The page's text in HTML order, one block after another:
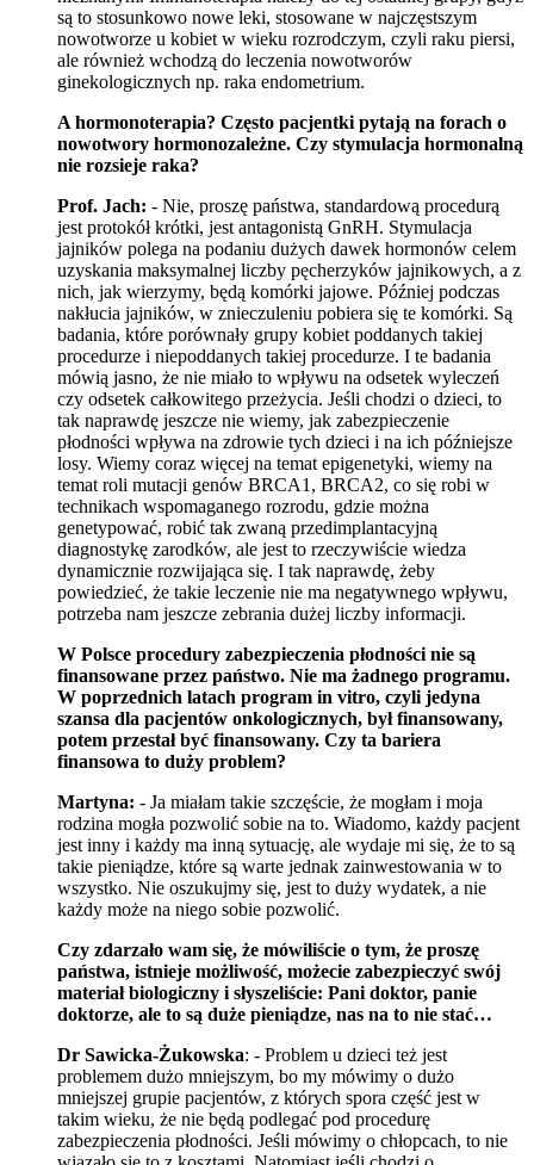
są to stosunkowo nowe leki, stosowane w najczęstszym
nowotworze u kobiet w wieku rozrodczym, czyli raku piersi,
ale również wchodzą do leczenia nowotworów
ginekologicznych np. raka endometrium.
A hormonoterapia? Często pacjentki pytają na forach o
nowotwory hormonozależne. Czy stymulacja hormonalną
nie rozsieje raka?
Prof. Jach: - Nie, proszę państwa, standardową procedurą
jest protokół krótki, jest antagonistą GnRH. Stymulacja
jajników polega na podaniu dużych dawek hormonów celem
uzyskania maksymalnej liczby pęcherzyków jajnikowych, a z
nich, jak wierzymy, będą komórki jajowe. Później podczas
nakłucia jajników, w znieczuleniu pobiera się te komórki. Są
badania, które porównały grupy kobiet poddanych takiej
procedurze i niepoddanych takiej procedurze. I te badania
mówią jasno, że nie miało to wpływu na odsetek wyleczeń
czy odsetek całkowitego przeżycia. Jeśli chodzi o dzieci, to
tak naprawdę jeszcze nie wiemy, jak zabezpieczenie
płodności wpływa na zdrowie tych dzieci i na ich późniejsze
losy. Wiemy coraz więcej na temat epigenetyki, wiemy na
temat roli mutacji genów BRCA1, BRCA2, co się robi w
technikach wspomaganego rozrodu, gdzie można
genetypować, robić tak zwaną przedimplantacyjną
diagnostykę zarodków, ale jest to rzeczywiście wiedza
dynamicznie rozwijająca się. I tak naprawdę, żeby
powiedzieć, że takie leczenie nie ma negatywnego wpływu,
potrzeba nam jeszcze zebrania dużej liczby informacji.
W Polsce procedury zabezpieczenia płodności nie są
finansowane przez państwo. Nie ma żadnego programu.
W poprzednich latach program in vitro, czyli jedyna
szansa dla pacjentów onkologicznych, był finansowany,
potem przestał być finansowany. Czy ta bariera
finansowa to duży problem?
Martyna: - Ja miałam takie szczęście, że mogłam i moja
rodzina mogła pozwolić sobie na to. Wiadomo, każdy pacjent
jest inny i każdy ma inną sytuację, ale wydaje mi się, że to są
takie pieniądze, które są warte jednak zainwestowania w to
wszystko. Nie oszukujmy się, jest to duży wydatek, a nie
każdy może na niego sobie pozwolić.
Czy zdarzało wam się, że mówiliście o tym, że proszę
państwa, istnieje możliwość, możecie zabezpieczyć swój
materiał biologiczny i słyszeliście: Pani doktor, panie
doktorze, ale to są duże pieniądze, nas na to nie stać…
Dr Sawicka-Żukowska: - Problem u dzieci też jest
problemem dużo mniejszym, bo my mówimy o dużo
mniejszej grupie pacjentów, z których spora część jest w
takim wieku, że nie będą podlegać pod procedurę
zabezpieczenia płodności. Jeśli mówimy o chłopcach, to nie